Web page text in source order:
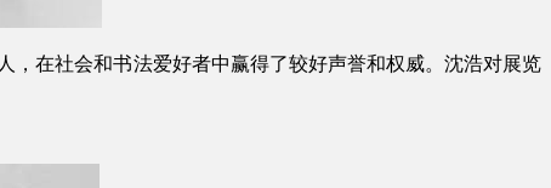
，在社会和书法爱好者中赢得了较好声誉和权威。沈浩对展览